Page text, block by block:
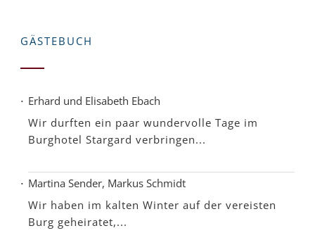
GÄSTEBUCH
Erhard und Elisabeth Ebach
Wir durften ein paar wundervolle Tage im
Burghotel Stargard verbringen...
Martina Sender, Markus Schmidt
Wir haben im kalten Winter auf der vereisten
Burg geheiratet,...